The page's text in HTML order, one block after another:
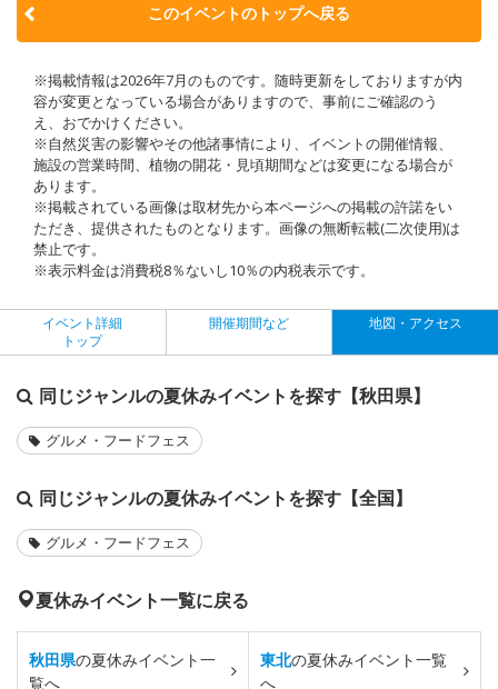
このイベントのトップへ戻る
※掲載情報は2026年7月のものです。随時更新をしておりますが内
容が変更となっている場合がありますので、事前にご確認のう
え、おでかけください。
※自然災害の影響やその他諸事情により、イベントの開催情報、
施設の営業時間、植物の開花・見頃期間などは変更になる場合が
あります。
※掲載されている画像は取材先から本ページへの掲載の許諾をい
ただき、提供されたものとなります。画像の無断転載(二次使用)は
禁止です。
※表示料金は消費税8％ないし10％の内税表示です。
イベント詳細
トップ
開催期間など 地図・アクセス
同じジャンルの夏休みイベントを探す【秋田県】
グルメ・フードフェス
同じジャンルの夏休みイベントを探す【全国】
グルメ・フードフェス
夏休みイベント一覧に戻る
秋田県の夏休みイベント一
覧へ
東北の夏休みイベント一覧
へ